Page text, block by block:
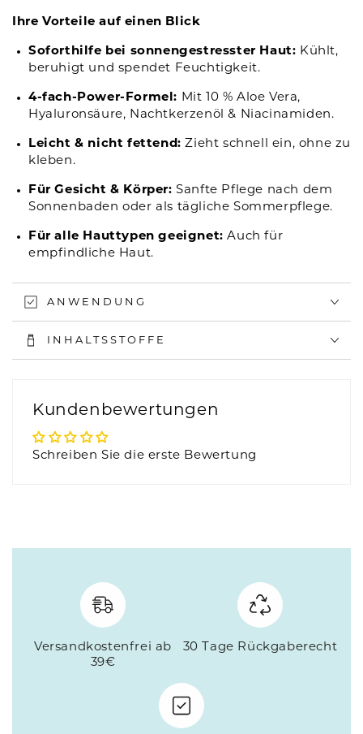
Ihre Vorteile auf einen Blick
Soforthilfe bei sonnengestresster Haut: Kühlt,
beruhigt und spendet Feuchtigkeit.
4-fach-Power-Formel: Mit 10 % Aloe Vera,
Hyaluronsäure, Nachtkerzenöl & Niacinamiden.
Leicht & nicht fettend: Zieht schnell ein, ohne zu
kleben.
Für Gesicht & Körper: Sanfte Pflege nach dem
Sonnenbaden oder als tägliche Sommerpflege.
Für alle Hauttypen geeignet: Auch für
empfindliche Haut.
ANWENDUNG
INHALTSSTOFFE
Kundenbewertungen
Schreiben Sie die erste Bewertung
Versandkostenfrei ab
39€
30 Tage Rückgaberecht